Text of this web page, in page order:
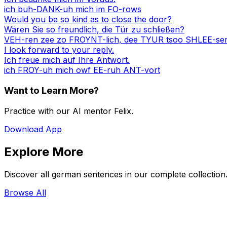
ich buh-DANK-uh mich im FO-rows
Would you be so kind as to close the door?
Wären Sie so freundlich, die Tür zu schließen?
VEH-ren zee zo FROYNT-lich, dee TYUR tsoo SHLEE-
I look forward to your reply.
Ich freue mich auf Ihre Antwort.
ich FROY-uh mich owf EE-ruh ANT-vort
Want to Learn More?
Practice with our AI mentor Felix.
Download App
Explore More
Discover all german sentences in our complete collection.
Browse All